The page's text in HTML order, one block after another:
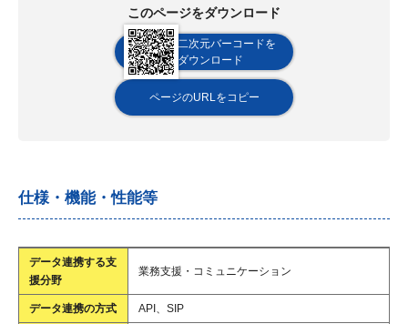
このページをダウンロード
二次元バーコードを
ダウンロード
ページのURLをコピー
仕様・機能・性能等
データ連携する支
援分野
業務支援・コミュニケーション
データ連携の方式 API、SIP